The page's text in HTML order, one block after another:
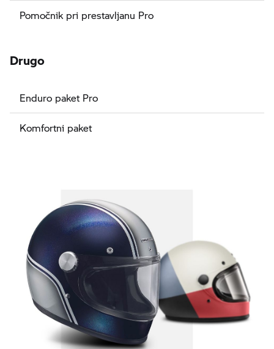
Pomočnik pri prestavljanu Pro
Drugo
Enduro paket Pro
Komfortni paket